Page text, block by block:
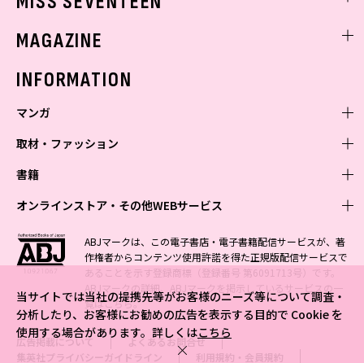
当サイトでは当社の提携先等がお客様のニーズ等について調査・
分析したり、お客様にお勧めの広告を表示する目的で Cookie を
使用する場合があります。詳しくはこちら
MAGAZINE
INFORMATION
マンガ
少年マンガ
Vジャンプ
最強ジャンプ
少年ジャンプ+
ジャンプTOON
ZEBRACK
ジャンプルーキー！
青年マンガ
ZEBRACK
S-MANGA
集英社ジャンプリミックス
集英社コミック文庫
週刊ヤングジャンプ
少女マンガ
ZEBRACK
集英社コミック文庫
りぼん
マーガレット
女性マンガ
ジャンプTOON
S-MANGA
集英社コミック文庫
マンガMee公式サイト
取材・ファッション
ファッション・美容
BAILA
MAQUIA
SPUR
LEE
eclat
芸能・情報・スポーツ
週プレNEWS
週プレ グラジャパ!
Sportiva
パラスポ
書籍
文芸・文庫・総合
小説すばる
集英社 文芸ステーション
web 集英社文庫
青春と読書
アジア人物史
学芸・ノンフィクション・新書
1日5分で、明日は変わる よみタイ yomitai
集英社学芸部 - 学芸・ノンフィクション
集英社ビジネス書
集英社新書
集英社新書プラス - 知の水先案内人
ライトノベル・ノベライズ
集英社オレンジ文庫
JUMP j-BOOKS
ダッシュエックス文庫公式サイト
キッズ
集英社みらい文庫
集英社の児童図書 S-KIDS.LAND
オンラインストア・その他WEBサービス
オンラインストア
OTO
SHUEISHA MANGA-ART HERITAGE
ジャンプキャラクターズストア
HAPPY PLUS STORE
SHUEISHA VOX
その他WEBサービス
集英社アドナビ
集英社エディターズ・ラボ
ABJマークは、この電子書店・電子書籍配信サービスが、著
作権者からコンテンツ使用許諾を得た正規版配信サービスで
あることを示す登録商標（登録番号 第6091713号）です。
ABJマークの詳細、ABJマークを掲示しているサービスの一
覧はこちら。
広告掲載について
よくあるお問合せ
集英社プライバシーガイドライン
利用規約・会員規約